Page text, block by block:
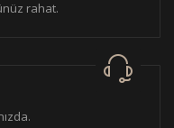
rahat.